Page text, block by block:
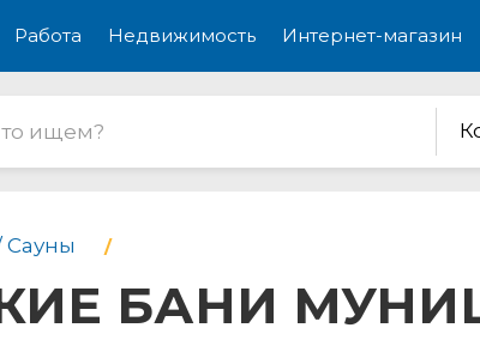
Работа Недвижимость Интернет-магазин
Сауны
БАНИ